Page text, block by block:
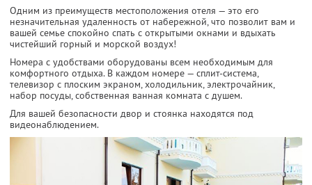
Одним из преимуществ местоположения отеля — это его
незначительная удаленность от набережной, что позволит вам и
вашей семье спокойно спать с открытыми окнами и вдыхать
чистейший горный и морской воздух!
Номера с удобствами оборудованы всем необходимым для
комфортного отдыха. В каждом номере — сплит-система,
телевизор с плоским экраном, холодильник, электрочайник,
набор посуды, собственная ванная комната с душем.
Для вашей безопасности двор и стоянка находятся под
видеонаблюдением.